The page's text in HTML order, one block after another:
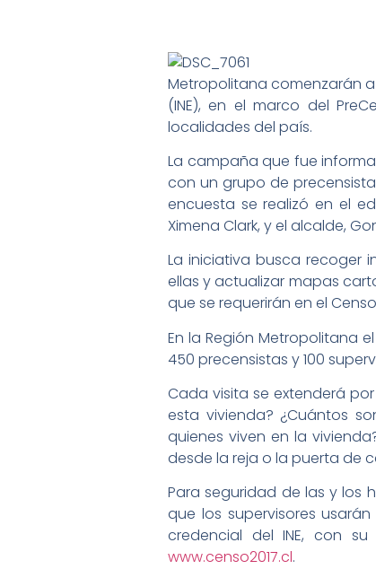
Metropolitana comenzarán
(INE), en el marco del
localidades del país.
La campaña que fue
con un grupo de
encuesta se realizó en el
Ximena Clark, y el alcalde,
La iniciativa busca recoger
ellas y actualizar mapas
que se requerirán en el
En la Región Metropolitana
450 precensistas y 100
Cada visita se extenderá
esta vivienda? ¿Cuántos
quienes viven en la
desde la reja o la puerta de
Para seguridad de las y los
que los supervisores
credencial del INE, con
www.censo2017.cl.